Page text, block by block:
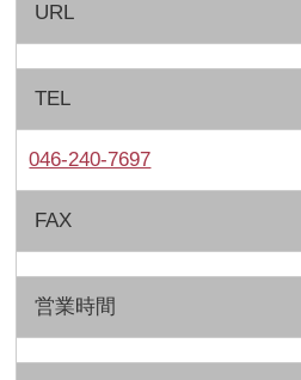
URL
TEL
046-240-7697
FAX
営業時間